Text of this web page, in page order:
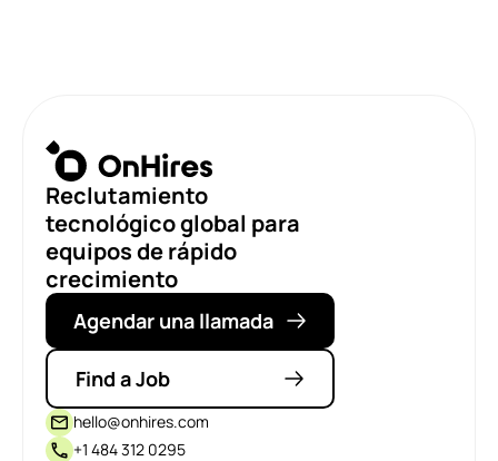
Reclutamiento
tecnológico global para
equipos de rápido
crecimiento
Agendar una llamada
Find a Job
hello@onhires.com
+1 484 312 0295